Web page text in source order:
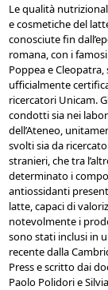
Le qualità
e cosmetiche del
conosciute fin
romana, con i
Poppea e Cleopatra,
ufficialmente
ricercatori Unicam.
condotti sia nei
dell’Ateneo,
svolti sia da
stranieri, che tra
determinato i
antiossidanti
latte, capaci di
notevolmente i
sono stati inclusi in
recente dalla
Press e scritto dai
Paolo Polidori e